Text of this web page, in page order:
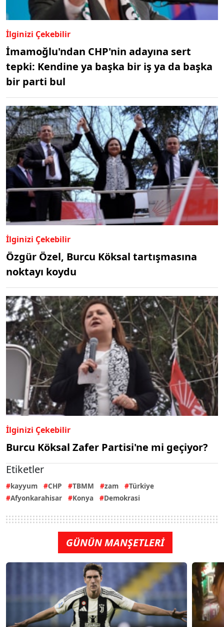
İlginizi Çekebilir
İmamoğlu'ndan CHP'nin adayına sert
tepki: Kendine ya başka bir iş ya da başka
bir parti bul
İlginizi Çekebilir
Özgür Özel, Burcu Köksal tartışmasına
noktayı koydu
İlginizi Çekebilir
Burcu Köksal Zafer Partisi'ne mi geçiyor?
Etiketler
kayyum CHP TBMM zam
Türkiye
Afyonkarahisar
Konya Demokrasi
GÜNÜN MANŞETLERİ